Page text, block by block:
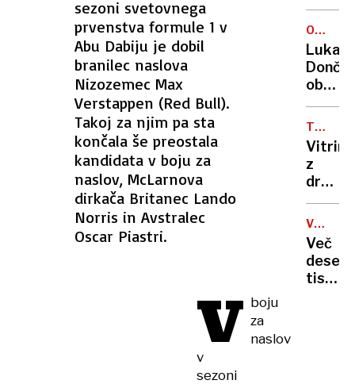
sezoni svetovnega
prvenstva formule 1 v
Abu Dabiju je dobil
branilec naslova
Nizozemec Max
Verstappen (Red Bull).
Takoj za njim pa sta
končala še preostala
kandidata v boju za
naslov, McLarnova
dirkača Britanec Lando
Norris in Avstralec
Oscar Piastri.
V boju
za
naslov
v
sezoni
rešite
v
minuti
ubil
svojo
potem
skušal
soditi
še
sebi
OBJAVIL
Luka
Dončić
objavil
in
razkril
njeno
ime
TOWER
OF
LONDON
Vitrino
z
z
jajčno
kremo
in
VOJNA
V
Več
deset
tisoč